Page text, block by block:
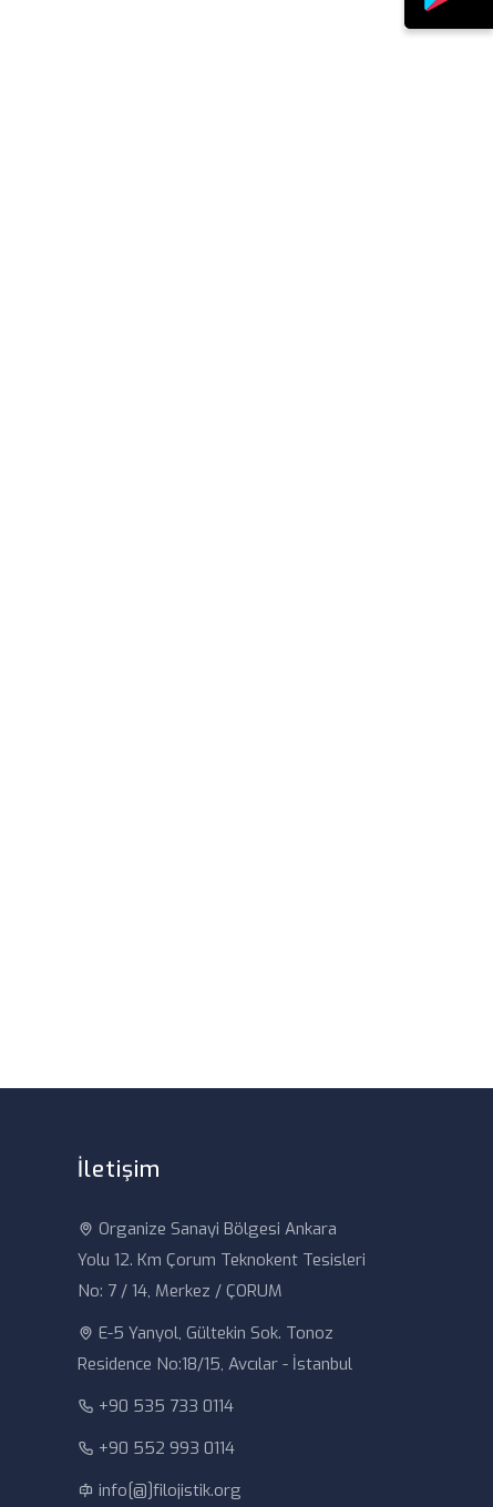
İletişim
Organize Sanayi Bölgesi Ankara
Yolu 12. Km Çorum Teknokent Tesisleri
No: 7 / 14, Merkez / ÇORUM
E-5 Yanyol, Gültekin Sok. Tonoz
Residence No:18/15, Avcılar - İstanbul
+90 535 733 0114
+90 552 993 0114
info[@]filojistik.org